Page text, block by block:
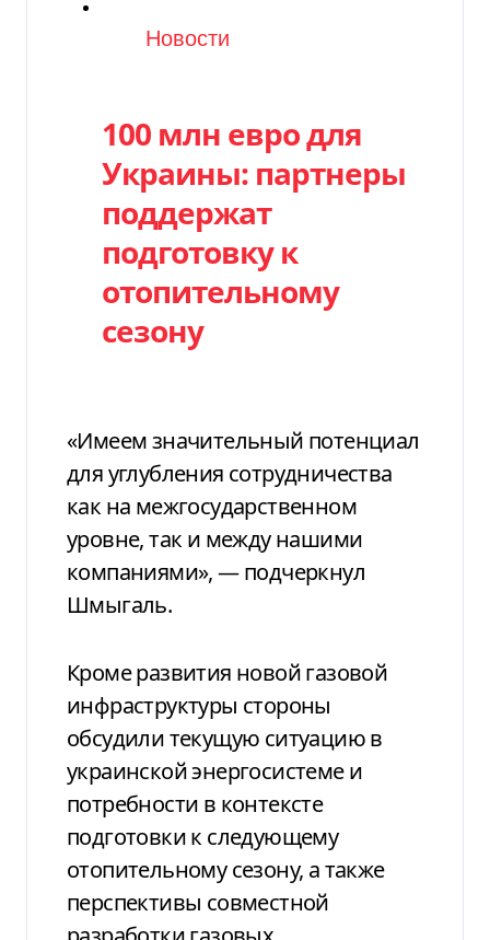
Категория
Новости
100 млн евро для
Украины: партнеры
поддержат
подготовку к
отопительному
сезону
«Имеем значительный потенциал
для углубления сотрудничества
как на межгосударственном
уровне, так и между нашими
компаниями», — подчеркнул
Шмыгаль.
Кроме развития новой газовой
инфраструктуры стороны
обсудили текущую ситуацию в
украинской энергосистеме и
потребности в контексте
подготовки к следующему
отопительному сезону, а также
перспективы совместной